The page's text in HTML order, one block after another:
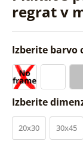
regrat v
Izberite barvo
Izberite
20x30 30x45